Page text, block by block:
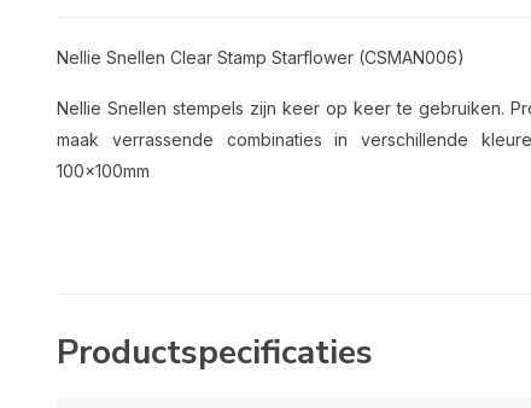
Nellie Snellen Clear Stamp Starflower (CSMAN006)
Nellie Snellen stempels zijn keer op keer te gebruiken.
maak verrassende combinaties in verschillende
100x100mm
Productspecificaties